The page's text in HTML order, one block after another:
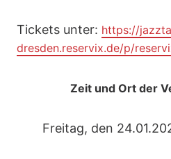
Tickets unter: https://
dresden.reservix.de/p/
Zeit und Ort der
Freitag, den